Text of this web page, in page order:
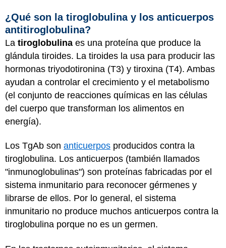
¿Qué son la tiroglobulina y los anticuerpos
antitiroglobulina?
La tiroglobulina es una proteína que produce la
glándula tiroides. La tiroides la usa para producir las
hormonas triyodotironina (T3) y tiroxina (T4). Ambas
ayudan a controlar el crecimiento y el metabolismo
(el conjunto de reacciones químicas en las células
del cuerpo que transforman los alimentos en
energía).
Los TgAb son anticuerpos producidos contra la
tiroglobulina. Los anticuerpos (también llamados
"inmunoglobulinas") son proteínas fabricadas por el
sistema inmunitario para reconocer gérmenes y
librarse de ellos. Por lo general, el sistema
inmunitario no produce muchos anticuerpos contra la
tiroglobulina porque no es un germen.